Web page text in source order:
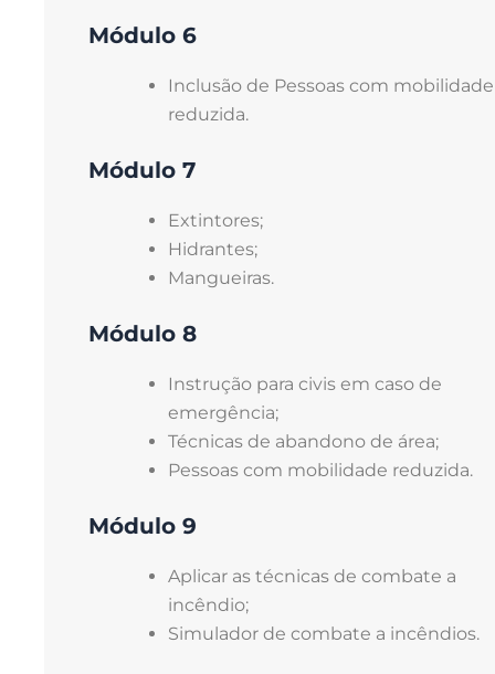
Módulo 6
Inclusão de Pessoas com mobilidade
reduzida.
Módulo 7
Extintores;
Hidrantes;
Mangueiras.
Módulo 8
Instrução para civis em caso de
emergência;
Técnicas de abandono de área;
Pessoas com mobilidade reduzida.
Módulo 9
Aplicar as técnicas de combate a
incêndio;
Simulador de combate a incêndios.